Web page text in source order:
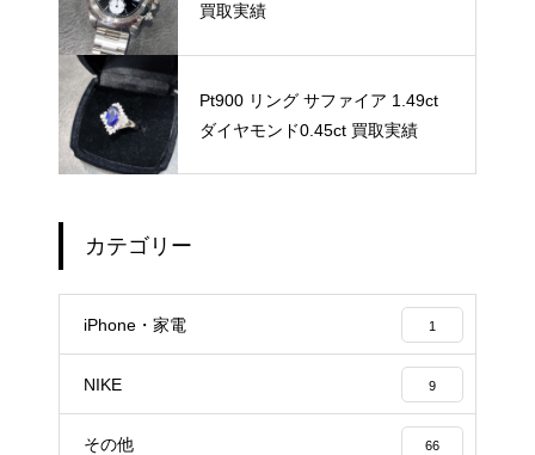
買取実績
Pt900 リング サファイア 1.49ct
ダイヤモンド0.45ct 買取実績
カテゴリー
iPhone・家電 1
NIKE 9
その他 66